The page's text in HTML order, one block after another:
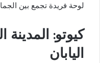
لوحة فريدة تجمع بين
كيوتو:
اليابان